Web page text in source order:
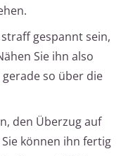
gespannt sein,
Sie ihn also
so über die
den Überzug auf
können ihn fertig